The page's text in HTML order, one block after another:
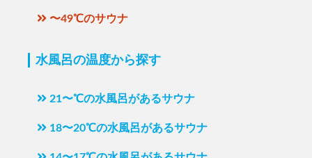
〜49℃のサウナ
水風呂の温度から探す
21〜℃の水風呂があるサウナ
18〜20℃の水風呂があるサウナ